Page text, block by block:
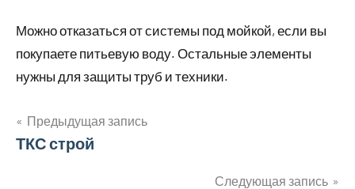
Можно отказаться от системы под мойкой, если вы
покупаете питьевую воду. Остальные элементы
нужны для защиты труб и техники.
Навигация
Предыдущая запись
ТКС строй
Следующая запись